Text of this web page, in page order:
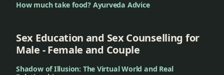
How much take food? Ayurveda Advice
Sex Education and Sex Counselling for
Male - Female and Couple
Shadow of Illusion: The Virtual World and Real